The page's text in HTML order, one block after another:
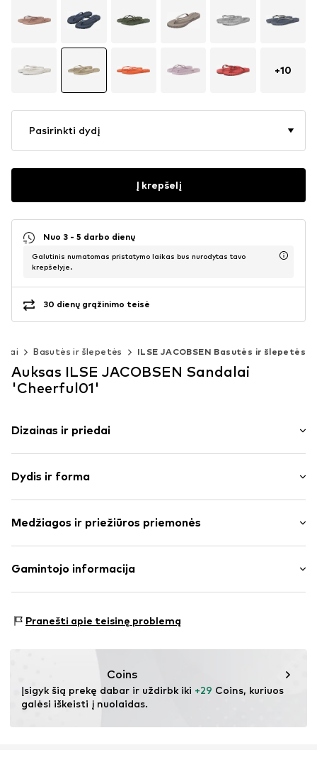
+10
Pasirinkti dydį
Į krepšelį
Nuo 3 - 5 darbo dienų
Galutinis numatomas pristatymo laikas bus nurodytas tavo
krepšelyje.
30 dienų grąžinimo teisė
Basutės ir šlepetės ILSE JACOBSEN Basutės ir šlepetės
Auksas ILSE JACOBSEN Sandalai
'Cheerful01'
Dizainas ir priedai
Atvira noselė
Apdirbtas padas
T formos dirželis
Slidus
Dydis ir forma
Medžiagos ir priežiūros priemonės
Išorinė medžiaga: Guma
Kilmės šalis: Kinija
Gamintojo informacija
3140 Aalsgaarde
Pranešti apie teisinę problemą
Coins
Įsigyk šią prekę dabar ir uždirbk iki +29 Coins, kuriuos
galėsi iškeisti į nuolaidas.